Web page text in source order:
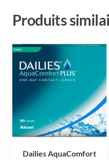
Produits
Dailies AquaComfort
Ce
produit
plusieurs
variations.
Les
options
peuvent
choisies